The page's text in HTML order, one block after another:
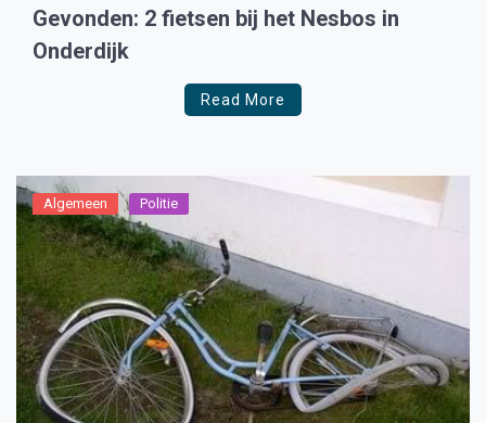
Gevonden: 2 fietsen bij het Nesbos in
Onderdijk
Read More
Algemeen Politie